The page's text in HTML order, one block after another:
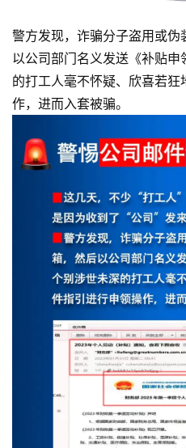
警方发现，诈骗分子盗用或
以公司部门名义发送《补贴
的打工人毫不怀疑、欣喜若
作，进而入套被骗。